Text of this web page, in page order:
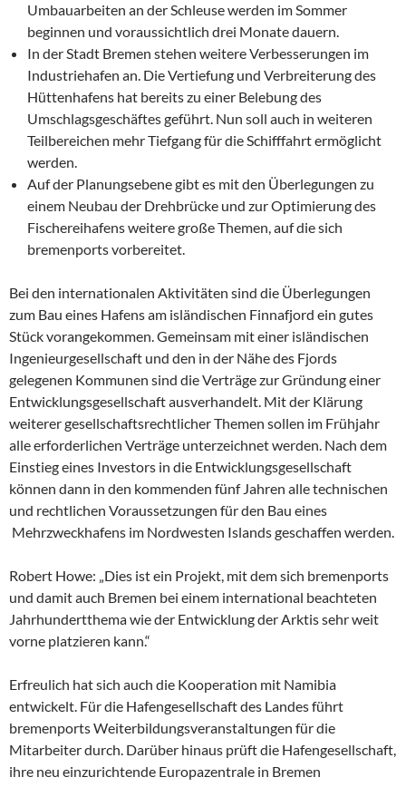
Umbauarbeiten an der Schleuse werden im Sommer
beginnen und voraussichtlich drei Monate dauern.
In der Stadt Bremen stehen weitere Verbesserungen im
Industriehafen an. Die Vertiefung und Verbreiterung des
Hüttenhafens hat bereits zu einer Belebung des
Umschlagsgeschäftes geführt. Nun soll auch in weiteren
Teilbereichen mehr Tiefgang für die Schifffahrt ermöglicht
werden.
Auf der Planungsebene gibt es mit den Überlegungen zu
einem Neubau der Drehbrücke und zur Optimierung des
Fischereihafens weitere große Themen, auf die sich
bremenports vorbereitet.
Bei den internationalen Aktivitäten sind die Überlegungen
zum Bau eines Hafens am isländischen Finnafjord ein gutes
Stück vorangekommen. Gemeinsam mit einer isländischen
Ingenieurgesellschaft und den in der Nähe des Fjords
gelegenen Kommunen sind die Verträge zur Gründung einer
Entwicklungsgesellschaft ausverhandelt. Mit der Klärung
weiterer gesellschaftsrechtlicher Themen sollen im Frühjahr
alle erforderlichen Verträge unterzeichnet werden. Nach dem
Einstieg eines Investors in die Entwicklungsgesellschaft
können dann in den kommenden fünf Jahren alle technischen
und rechtlichen Voraussetzungen für den Bau eines
Mehrzweckhafens im Nordwesten Islands geschaffen werden.
Robert Howe: „Dies ist ein Projekt, mit dem sich bremenports
und damit auch Bremen bei einem international beachteten
Jahrhundertthema wie der Entwicklung der Arktis sehr weit
vorne platzieren kann.“
Erfreulich hat sich auch die Kooperation mit Namibia
entwickelt. Für die Hafengesellschaft des Landes führt
bremenports Weiterbildungsveranstaltungen für die
Mitarbeiter durch. Darüber hinaus prüft die Hafengesellschaft,
ihre neu einzurichtende Europazentrale in Bremen